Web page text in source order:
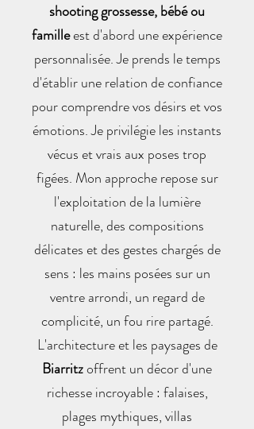
shooting grossesse, bébé ou
familleest d'abord une expérience
personnalisée. Je prends le temps
d'établir une relation de confiance
pour comprendre vos désirs et vos
émotions. Je privilégie les instants
vécus et vrais aux poses trop
figées. Mon approche repose sur
l'exploitation de la lumière
naturelle, des compositions
délicates et des gestes chargés de
sens : les mains posées sur un
ventre arrondi, un regard de
complicité, un fou rire partagé.
L'architecture et les paysages de
Biarritzoffrent un décor d'une
richesse incroyable : falaises,
plages mythiques, villas